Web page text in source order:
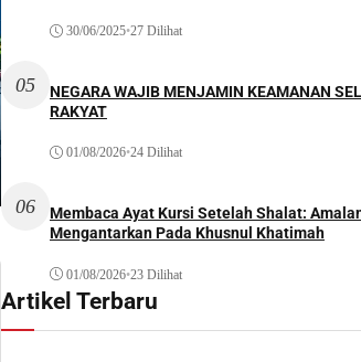
30/06/2025•27 Dilihat
05
NEGARA WAJIB MENJAMIN KEAMANAN
RAKYAT
01/08/2026•24 Dilihat
06
Membaca Ayat Kursi Setelah Shalat:
Mengantarkan Pada Khusnul Khatimah
01/08/2026•23 Dilihat
Artikel Terbaru